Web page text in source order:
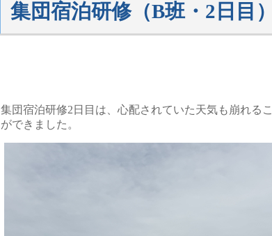
集団宿泊研修（B班・2日目）
集団宿泊研修2日目は、心配されていた天気も崩れる
ができました。